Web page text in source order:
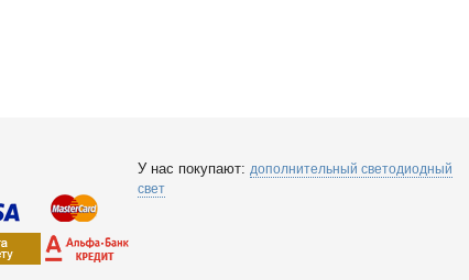
У нас покупают: дополнительный светодиодный
свет